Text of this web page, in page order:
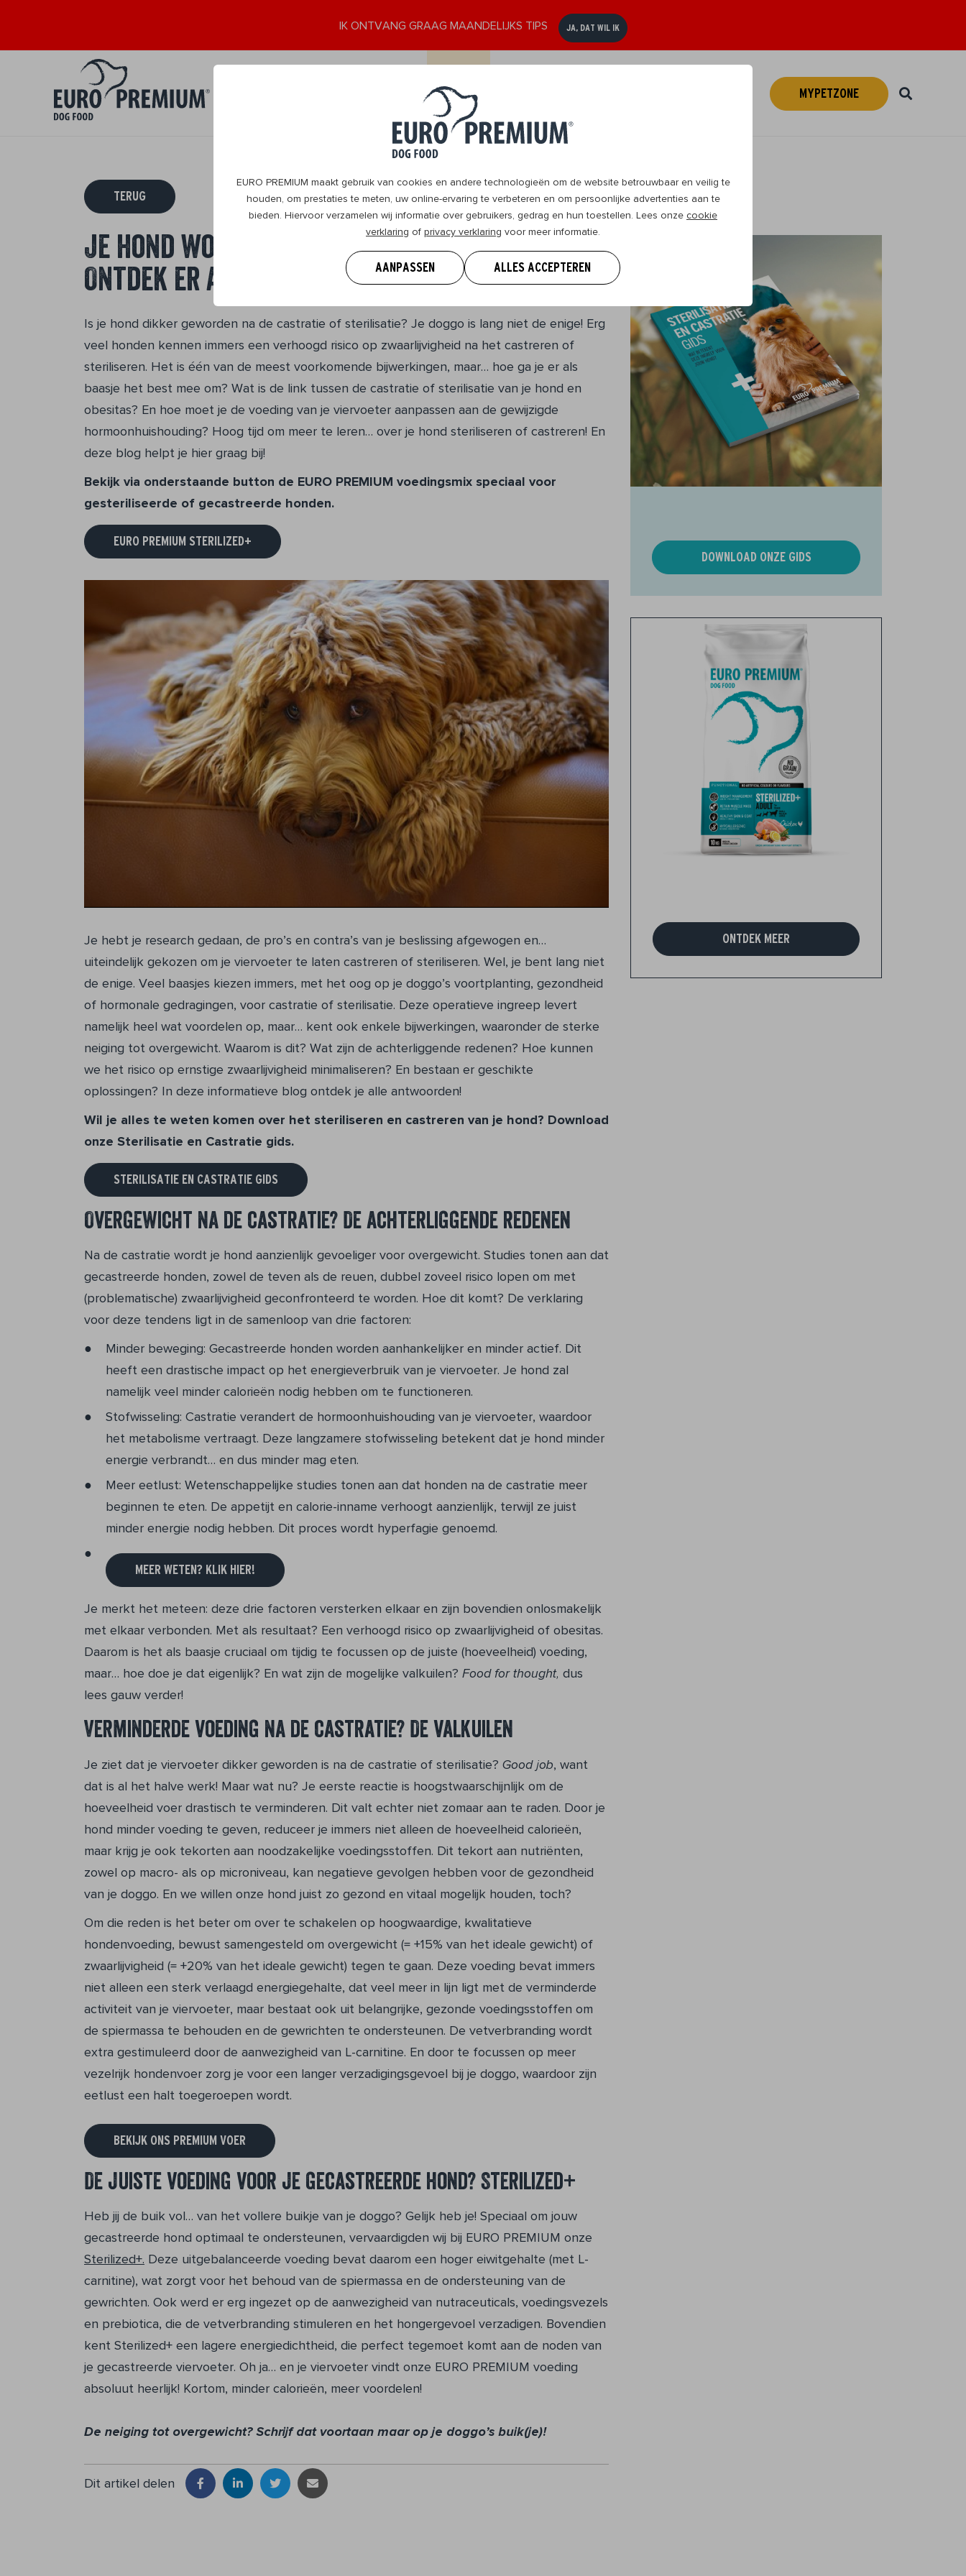
EURO PREMIUM maakt gebruik van cookies en andere technologieën om de website betrouwbaar en veilig te
houden, om prestaties te meten, uw online-ervaring te verbeteren en om persoonlijke advertenties aan te
bieden. Hiervoor verzamelen wij informatie over gebruikers, gedrag en hun toestellen. Lees onze cookie
verklaring of privacy verklaring voor meer informatie.
AANPASSEN ALLES ACCEPTEREN
IK ONTVANG GRAAG MAANDELIJKS TIPS JA, DAT WIL IK
DogBlog MYPETZONE
TERUG
Je hond wordt zwaarder na de castratie?
Ontdek er alles over!
Is je hond dikker geworden na de castratie of sterilisatie? Je doggo is lang niet de enige! Erg
veel honden kennen immers een verhoogd risico op zwaarlijvigheid na het castreren of
steriliseren. Het is één van de meest voorkomende bijwerkingen, maar… hoe ga je er als
baasje het best mee om? Wat is de link tussen de castratie of sterilisatie van je hond en
obesitas? En hoe moet je de voeding van je viervoeter aanpassen aan de gewijzigde
hormoonhuishouding? Hoog tijd om meer te leren… over je hond steriliseren of castreren! En
deze blog helpt je hier graag bij!
Bekijk via onderstaande button de EURO PREMIUM voedingsmix speciaal voor
gesteriliseerde of gecastreerde honden.
EURO PREMIUM STERILIZED+
Je hebt je research gedaan, de pro’s en contra’s van je beslissing afgewogen en…
uiteindelijk gekozen om je viervoeter te laten castreren of steriliseren. Wel, je bent lang niet
de enige. Veel baasjes kiezen immers, met het oog op je doggo’s voortplanting, gezondheid
of hormonale gedragingen, voor castratie of sterilisatie. Deze operatieve ingreep levert
namelijk heel wat voordelen op, maar… kent ook enkele bijwerkingen, waaronder de sterke
neiging tot overgewicht. Waarom is dit? Wat zijn de achterliggende redenen? Hoe kunnen
we het risico op ernstige zwaarlijvigheid minimaliseren? En bestaan er geschikte
oplossingen? In deze informatieve blog ontdek je alle antwoorden!
Wil je alles te weten komen over het steriliseren en castreren van je hond? Download
onze Sterilisatie en Castratie gids.
STERILISATIE EN CASTRATIE GIDS
Overgewicht na de castratie? De achterliggende redenen
Na de castratie wordt je hond aanzienlijk gevoeliger voor overgewicht. Studies tonen aan dat
gecastreerde honden, zowel de teven als de reuen, dubbel zoveel risico lopen om met
(problematische) zwaarlijvigheid geconfronteerd te worden. Hoe dit komt? De verklaring
voor deze tendens ligt in de samenloop van drie factoren:
Minder beweging: Gecastreerde honden worden aanhankelijker en minder actief. Dit
heeft een drastische impact op het energieverbruik van je viervoeter. Je hond zal
namelijk veel minder calorieën nodig hebben om te functioneren.
Stofwisseling: Castratie verandert de hormoonhuishouding van je viervoeter, waardoor
het metabolisme vertraagt. Deze langzamere stofwisseling betekent dat je hond minder
energie verbrandt… en dus minder mag eten.
Meer eetlust: Wetenschappelijke studies tonen aan dat honden na de castratie meer
beginnen te eten. De appetijt en calorie-inname verhoogt aanzienlijk, terwijl ze juist
minder energie nodig hebben. Dit proces wordt hyperfagie genoemd.
MEER WETEN? KLIK HIER!
Je merkt het meteen: deze drie factoren versterken elkaar en zijn bovendien onlosmakelijk
met elkaar verbonden. Met als resultaat? Een verhoogd risico op zwaarlijvigheid of obesitas.
Daarom is het als baasje cruciaal om tijdig te focussen op de juiste (hoeveelheid) voeding,
maar… hoe doe je dat eigenlijk? En wat zijn de mogelijke valkuilen? Food for thought, dus
lees gauw verder!
Verminderde voeding na de castratie? De valkuilen
Je ziet dat je viervoeter dikker geworden is na de castratie of sterilisatie? Good job, want
dat is al het halve werk! Maar wat nu? Je eerste reactie is hoogstwaarschijnlijk om de
hoeveelheid voer drastisch te verminderen. Dit valt echter niet zomaar aan te raden. Door je
hond minder voeding te geven, reduceer je immers niet alleen de hoeveelheid calorieën,
maar krijg je ook tekorten aan noodzakelijke voedingsstoffen. Dit tekort aan nutriënten,
zowel op macro- als op microniveau, kan negatieve gevolgen hebben voor de gezondheid
van je doggo. En we willen onze hond juist zo gezond en vitaal mogelijk houden, toch?
Om die reden is het beter om over te schakelen op hoogwaardige, kwalitatieve
hondenvoeding, bewust samengesteld om overgewicht (= +15% van het ideale gewicht) of
zwaarlijvigheid (= +20% van het ideale gewicht) tegen te gaan. Deze voeding bevat immers
niet alleen een sterk verlaagd energiegehalte, dat veel meer in lijn ligt met de verminderde
activiteit van je viervoeter, maar bestaat ook uit belangrijke, gezonde voedingsstoffen om
de spiermassa te behouden en de gewrichten te ondersteunen. De vetverbranding wordt
extra gestimuleerd door de aanwezigheid van L-carnitine. En door te focussen op meer
vezelrijk hondenvoer zorg je voor een langer verzadigingsgevoel bij je doggo, waardoor zijn
eetlust een halt toegeroepen wordt.
BEKIJK ONS PREMIUM VOER
De juiste voeding voor je gecastreerde hond? Sterilized+
Heb jij de buik vol… van het vollere buikje van je doggo? Gelijk heb je! Speciaal om jouw
gecastreerde hond optimaal te ondersteunen, vervaardigden wij bij EURO PREMIUM onze
Sterilized+. Deze uitgebalanceerde voeding bevat daarom een hoger eiwitgehalte (met L-
carnitine), wat zorgt voor het behoud van de spiermassa en de ondersteuning van de
gewrichten. Ook werd er erg ingezet op de aanwezigheid van nutraceuticals, voedingsvezels
en prebiotica, die de vetverbranding stimuleren en het hongergevoel verzadigen. Bovendien
kent Sterilized+ een lagere energiedichtheid, die perfect tegemoet komt aan de noden van
je gecastreerde viervoeter. Oh ja… en je viervoeter vindt onze EURO PREMIUM voeding
absoluut heerlijk! Kortom, minder calorieën, meer voordelen!
De neiging tot overgewicht? Schrijf dat voortaan maar op je doggo’s buik(je)!
Dit artikel delen
DOWNLOAD ONZE GIDS
ONTDEK MEER